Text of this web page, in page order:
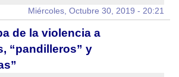
Miércoles, Octubre 30, 2019 - 20:21
de la violencia a
“pandilleros” y